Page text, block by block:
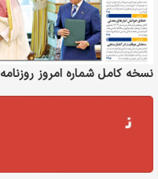
نسخه کامل شماره امروز روزنامه